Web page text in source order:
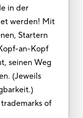
in der
werden! Mit
Startern
an-Kopf
seinen Weg
(Jeweils
of